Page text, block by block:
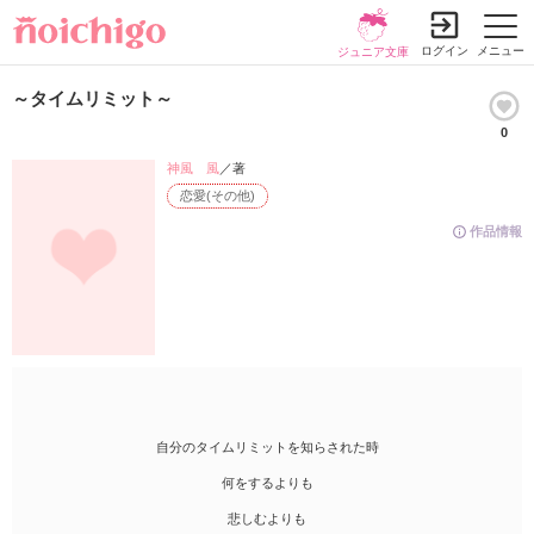
メニュー
ジュニア文庫 ログイン
～タイムリミット～
0
作品情報
恋愛(その他)
神風 風 ／著
自分のタイムリミットを知らされた時
何をするよりも
悲しむよりも